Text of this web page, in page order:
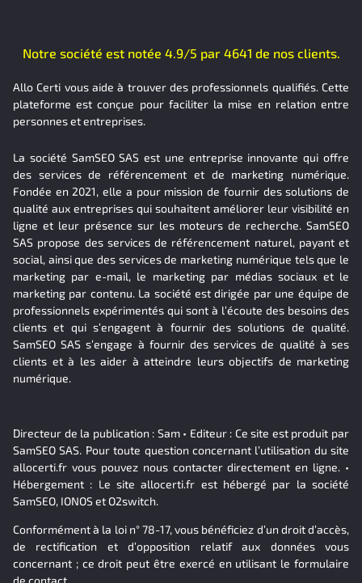
Notre société est notée 4.9/5 par 4641 de nos clients.
Allo Certi vous aide à trouver des professionnels qualifiés. Cette
plateforme est conçue pour faciliter la mise en relation entre
personnes et entreprises.
La société SamSEO SAS est une entreprise innovante qui offre
des services de référencement et de marketing numérique.
Fondée en 2021, elle a pour mission de fournir des solutions de
qualité aux entreprises qui souhaitent améliorer leur visibilité en
ligne et leur présence sur les moteurs de recherche. SamSEO
SAS propose des services de référencement naturel, payant et
social, ainsi que des services de marketing numérique tels que le
marketing par e-mail, le marketing par médias sociaux et le
marketing par contenu. La société est dirigée par une équipe de
professionnels expérimentés qui sont à l’écoute des besoins des
clients et qui s’engagent à fournir des solutions de qualité.
SamSEO SAS s’engage à fournir des services de qualité à ses
clients et à les aider à atteindre leurs objectifs de marketing
numérique.
Directeur de la publication : Sam • Editeur : Ce site est produit par
SamSEO SAS. Pour toute question concernant l’utilisation du site
allocerti.fr vous pouvez nous contacter directement en ligne. •
Hébergement : Le site allocerti.fr est hébergé par la société
SamSEO, IONOS et O2switch.
Conformément à la loi n° 78-17, vous bénéficiez d’un droit d’accès,
de rectification et d’opposition relatif aux données vous
concernant ; ce droit peut être exercé en utilisant le formulaire
de contact.